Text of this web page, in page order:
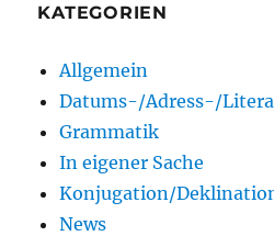
KATEGORIEN
Allgemein
Datums-/Adress-/
Grammatik
In eigener Sache
Konjugation/
News